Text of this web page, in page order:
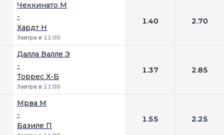
Чеккинато М
-
Хардт Н
Завтра в 11:00
1.40 2.70
Далла Валле Э
-
Торрес Х-Б
Завтра в 11:00
1.37 2.85
Мрва М
-
Базиле П
1.55 2.25